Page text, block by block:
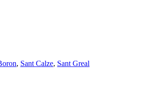
, Sant Calze, Sant Greal